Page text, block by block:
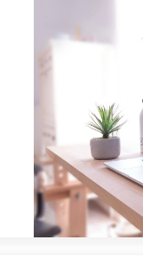
，后因对方威胁
隐私信息，并最
作者通过搜索发现
户的常见骗局，骗
骗。文章详细记
形式，并提醒用户